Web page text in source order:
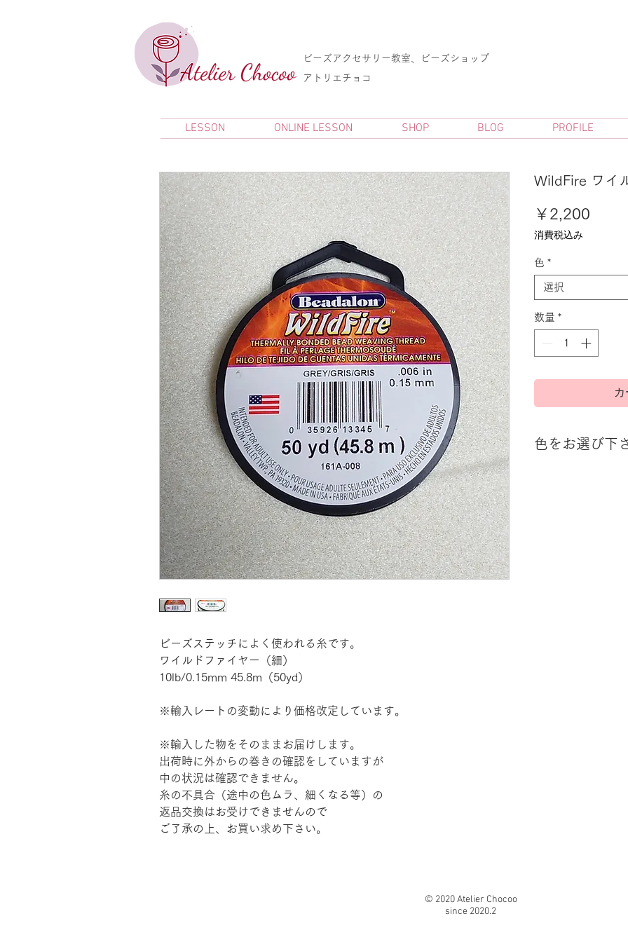
ビーズアクセサリー教室、ビーズショップ
​アトリエチョコ
LESSON ONLINE LESSON SHOP BLOG PROFILE
ビーズステッチによく使われる糸です。
ワイルドファイヤー（細）
10lb/0.15mm 45.8m（50yd）
※輸入レートの変動により価格改定しています。
※輸入した物をそのままお届けします。
出荷時に外からの巻きの確認をしていますが
中の状況は確認できません。
糸の不具合（途中の色ムラ、細くなる等）の
返品交換はお受けできませんので
ご了承の上、お買い求め下さい。
WildFire ワイ
￥2,200
消費税込み
色 *
選択
数量 *
色をお選び下
© 2020 Atelier Chocoo
since 2020.2